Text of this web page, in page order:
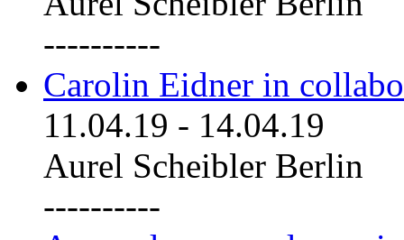
----------
Carolin Eidner in
11.04.19 - 14.04.19
Aurel Scheibler Berlin
----------